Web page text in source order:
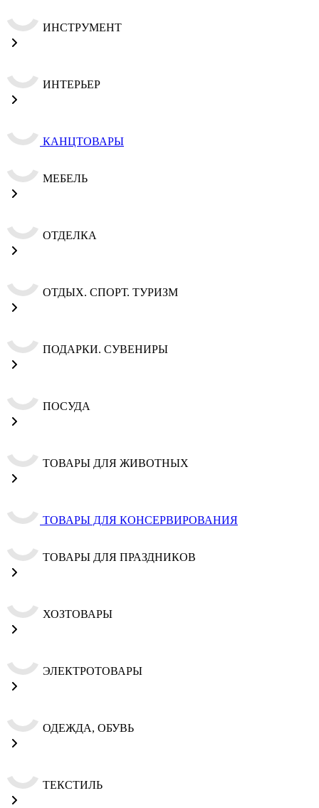
ИНСТРУМЕНТ
ИНТЕРЬЕР
КАНЦТОВАРЫ
МЕБЕЛЬ
ОТДЕЛКА
ОТДЫХ. СПОРТ. ТУРИЗМ
ПОДАРКИ. СУВЕНИРЫ
ПОСУДА
ТОВАРЫ ДЛЯ ЖИВОТНЫХ
ТОВАРЫ ДЛЯ КОНСЕРВИРОВАНИЯ
ТОВАРЫ ДЛЯ ПРАЗДНИКОВ
ХОЗТОВАРЫ
ЭЛЕКТРОТОВАРЫ
ОДЕЖДА, ОБУВЬ
ТЕКСТИЛЬ